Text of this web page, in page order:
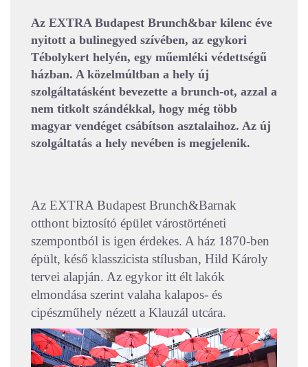
Az EXTRA Budapest Brunch&bar kilenc éve
nyitott a bulinegyed szívében, az egykori
Tébolykert helyén, egy műemléki védettségű
házban. A közelmúltban a hely új
szolgáltatásként bevezette a brunch-ot, azzal a
nem titkolt szándékkal, hogy még több
magyar vendéget csábítson asztalaihoz. Az új
szolgáltatás a hely nevében is megjelenik.
Az EXTRA Budapest Brunch&Barnak
otthont biztosító épület várostörténeti
szempontból is igen érdekes. A ház 1870-ben
épült, késő klasszicista stílusban, Hild Károly
tervei alapján. Az egykor itt élt lakók
elmondása szerint valaha kalapos- és
cipészműhely nézett a Klauzál utcára.